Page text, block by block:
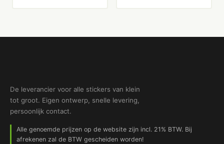
De leverancier voor alle stickers van klein
tot groot. Eigen ontwerp, snelle levering,
persoonlijk contact.
Alle genoemde prijzen op de website zijn incl. 21% BTW. Bij
afrekenen zal de BTW gescheiden worden!